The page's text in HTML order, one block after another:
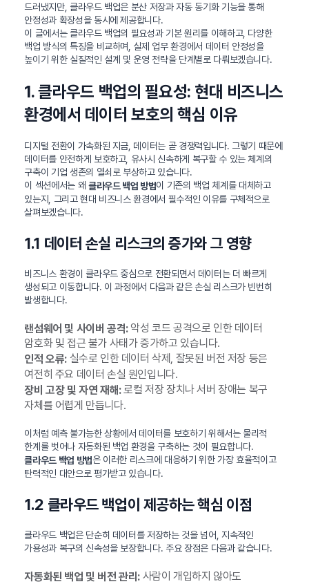
드러냈지만, 클라우드 백업은 분산 저장과 자동 동기화 기능을 통해
안정성과 확장성을 동시에 제공합니다.
이 글에서는 클라우드 백업의 필요성과 기본 원리를 이해하고, 다양한
백업 방식의 특징을 비교하며, 실제 업무 환경에서 데이터 안정성을
높이기 위한 실질적인 설계 및 운영 전략을 단계별로 다뤄보겠습니다.
1. 클라우드 백업의 필요성: 현대 비즈니스
환경에서 데이터 보호의 핵심 이유
디지털 전환이 가속화된 지금, 데이터는 곧 경쟁력입니다. 그렇기 때문에
데이터를 안전하게 보호하고, 유사시 신속하게 복구할 수 있는 체계의
구축이 기업 생존의 열쇠로 부상하고 있습니다.
이 섹션에서는 왜 클라우드 백업 방법이 기존의 백업 체계를 대체하고
있는지, 그리고 현대 비즈니스 환경에서 필수적인 이유를 구체적으로
살펴보겠습니다.
1.1 데이터 손실 리스크의 증가와 그 영향
비즈니스 환경이 클라우드 중심으로 전환되면서 데이터는 더 빠르게
생성되고 이동합니다. 이 과정에서 다음과 같은 손실 리스크가 빈번히
발생합니다.
랜섬웨어 및 사이버 공격:악성 코드 공격으로 인한 데이터
암호화 및 접근 불가 사태가 증가하고 있습니다.
인적 오류:실수로 인한 데이터 삭제, 잘못된 버전 저장 등은
여전히 주요 데이터 손실 원인입니다.
장비 고장 및 자연 재해:로컬 저장 장치나 서버 장애는 복구
자체를 어렵게 만듭니다.
이처럼 예측 불가능한 상황에서 데이터를 보호하기 위해서는 물리적
한계를 벗어나 자동화된 백업 환경을 구축하는 것이 필요합니다.
클라우드 백업 방법은 이러한 리스크에 대응하기 위한 가장 효율적이고
탄력적인 대안으로 평가받고 있습니다.
1.2 클라우드 백업이 제공하는 핵심 이점
클라우드 백업은 단순히 데이터를 저장하는 것을 넘어, 지속적인
가용성과 복구의 신속성을 보장합니다. 주요 장점은 다음과 같습니다.
자동화된 백업 및 버전 관리:사람이 개입하지 않아도